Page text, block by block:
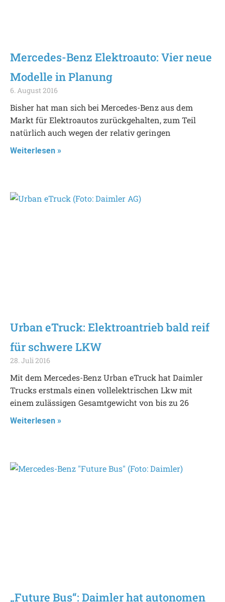
Mercedes-Benz Elektroauto: Vier neue
Modelle in Planung
6. August 2016
Bisher hat man sich bei Mercedes-Benz aus dem
Markt für Elektroautos zurückgehalten, zum Teil
natürlich auch wegen der relativ geringen
Weiterlesen »
Urban eTruck: Elektroantrieb bald reif
für schwere LKW
28. Juli 2016
Mit dem Mercedes-Benz Urban eTruck hat Daimler
Trucks erstmals einen vollelektrischen Lkw mit
einem zulässigen Gesamtgewicht von bis zu 26
Weiterlesen »
„Future Bus“: Daimler hat autonomen